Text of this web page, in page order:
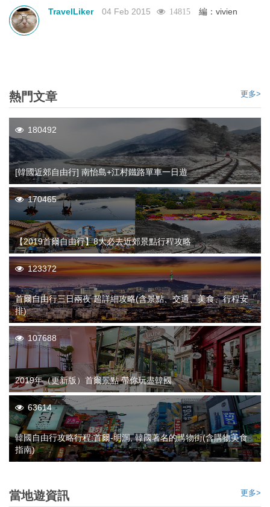
堂以中國庭園造景為主要設計思路，藍白的色調代表了自由、平
等。除了參觀其各式各樣的建築風格，它另一個著名的表演是每
小時的換班儀式，表演項目是參觀中正紀念的重點之一，也是中
TravelLiker 04 Feb 2015 14815 編：vivien
熱門文章 更多>
[韓國近郊自由行] 南怡島+江村鐵路單車一日遊
180492
【2019首爾自由行】8大必去近郊景點行程攻略
170465
首爾自由行三日兩夜 超詳細攻略(含景點、交通、美食、行程安
排)
123372
2019年（更新版）首爾景點 帶你玩盡韓國
107688
韓國自由行攻略行程:首爾-明洞, 韓國著名的購物街(含購物美食
指南)
63614
當地遊資訊 更多>